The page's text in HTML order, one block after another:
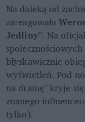
Na daleką od
zareagowała
Jedliny". Na
błyskawicznie
wyświetleń. Pod
na dramę" kryje
znanego
tylko).